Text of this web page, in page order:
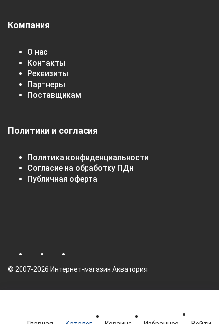
Компания
О нас
Контакты
Реквизиты
Партнеры
Поставщикам
Политики и согласия
Политика конфиденциальности
Согласие на обработку ПДн
Публичная оферта
© 2007-2026 Интернет-магазин Акватория